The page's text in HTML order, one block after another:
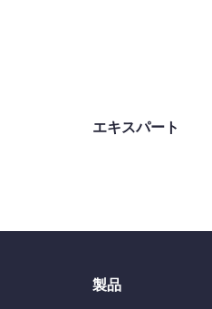
エキスパート
製品